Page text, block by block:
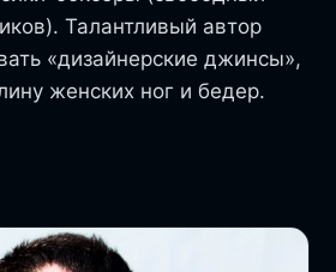
Талантливый автор
«дизайнерские джинсы»,
женских ног и бедер.